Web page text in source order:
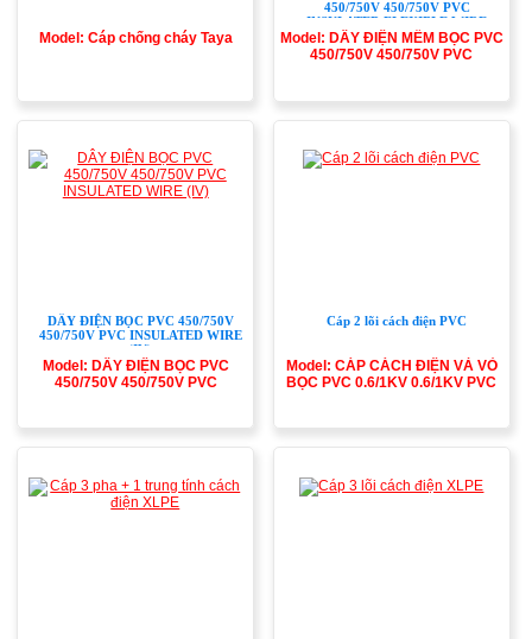
Model: Cáp chống cháy Taya
450/750V 450/750V PVC
INSULATED FLEXIBLE WIRE
(VSF)
Model: DÂY ĐIỆN MỀM BỌC PVC
450/750V 450/750V PVC
DÂY ĐIỆN BỌC PVC 450/750V
450/750V PVC INSULATED WIRE
(IV)
Model: DÂY ĐIỆN BỌC PVC
450/750V 450/750V PVC
Cáp 2 lõi cách điện PVC
Model: CÁP CÁCH ĐIỆN VÀ VỎ
BỌC PVC 0.6/1KV 0.6/1KV PVC